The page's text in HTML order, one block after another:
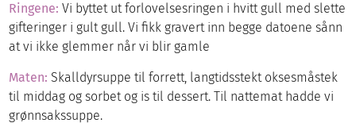
Ringene: Vi byttet ut forlovelsesringen i hvitt gull med slette
gifteringer i gult gull. Vi fikk gravert inn begge datoene sånn
at vi ikke glemmer når vi blir gamle
Maten: Skalldyrsuppe til forrett, langtidsstekt oksesmåstek
til middag og sorbet og is til dessert. Til nattemat hadde vi
grønnsakssuppe.